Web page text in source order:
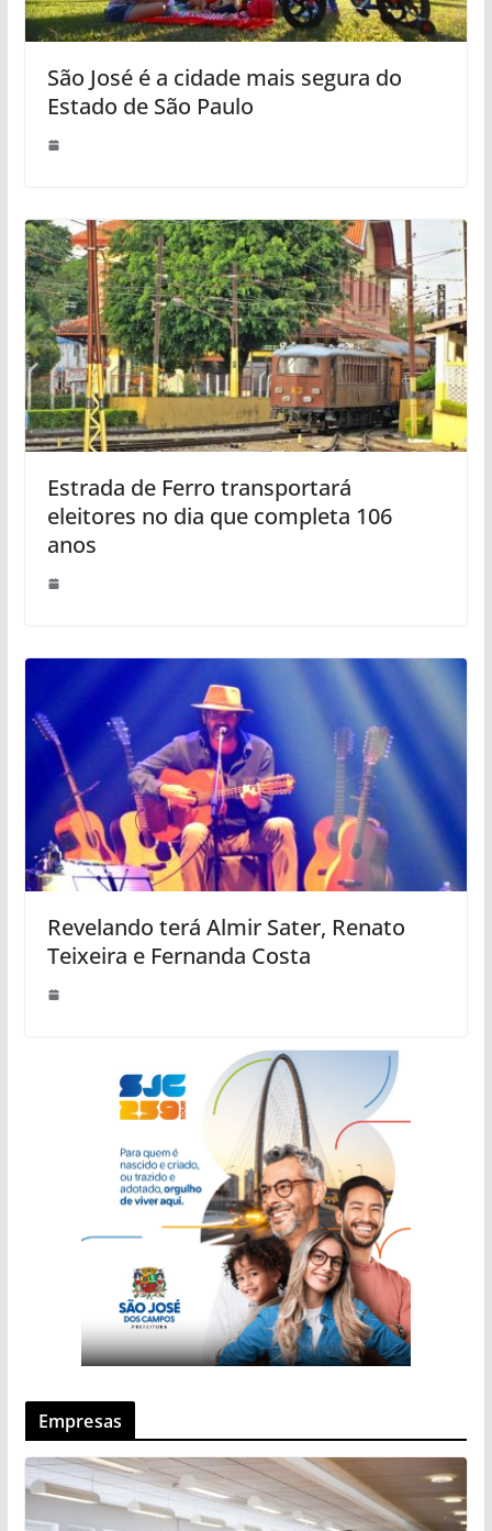
São José é a cidade mais segura do
Estado de São Paulo
Estrada de Ferro transportará
eleitores no dia que completa 106
anos
Revelando terá Almir Sater, Renato
Teixeira e Fernanda Costa
Empresas